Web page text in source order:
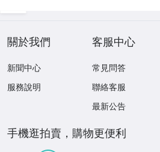
關於我們
新聞中心
服務說明
客服中心
常見問答
聯絡客服
最新公告
手機逛拍賣，購物更便利